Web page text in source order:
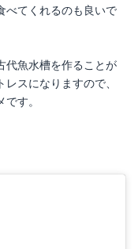
べてくれるのも良いで
代魚水槽を作ることが
スになりますので、
す。